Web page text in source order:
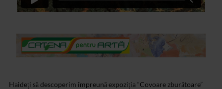
Haideți să descoperim împreună expoziția “Covoare zburătoare”